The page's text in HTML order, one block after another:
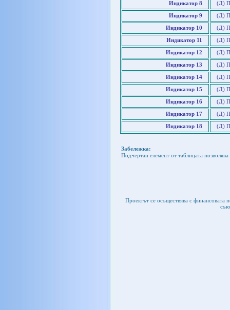
Индикатор 8 (Д)
Индикатор 9 (Д)
Индикатор 10 (Д)
Индикатор 11 (Д)
Индикатор 12 (Д)
Индикатор 13 (Д)
Индикатор 14 (Д)
Индикатор 15 (Д)
Индикатор 16 (Д)
Индикатор 17 (Д)
Индикатор 18 (Д)
Забележка:
Подчертан елемент от таблицата
Проектът се осъществява с финансовата